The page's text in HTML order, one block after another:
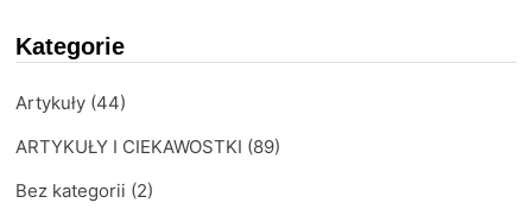
Kategorie
Artykuły(44)
ARTYKUŁY I CIEKAWOSTKI (89)
Bez kategorii (2)